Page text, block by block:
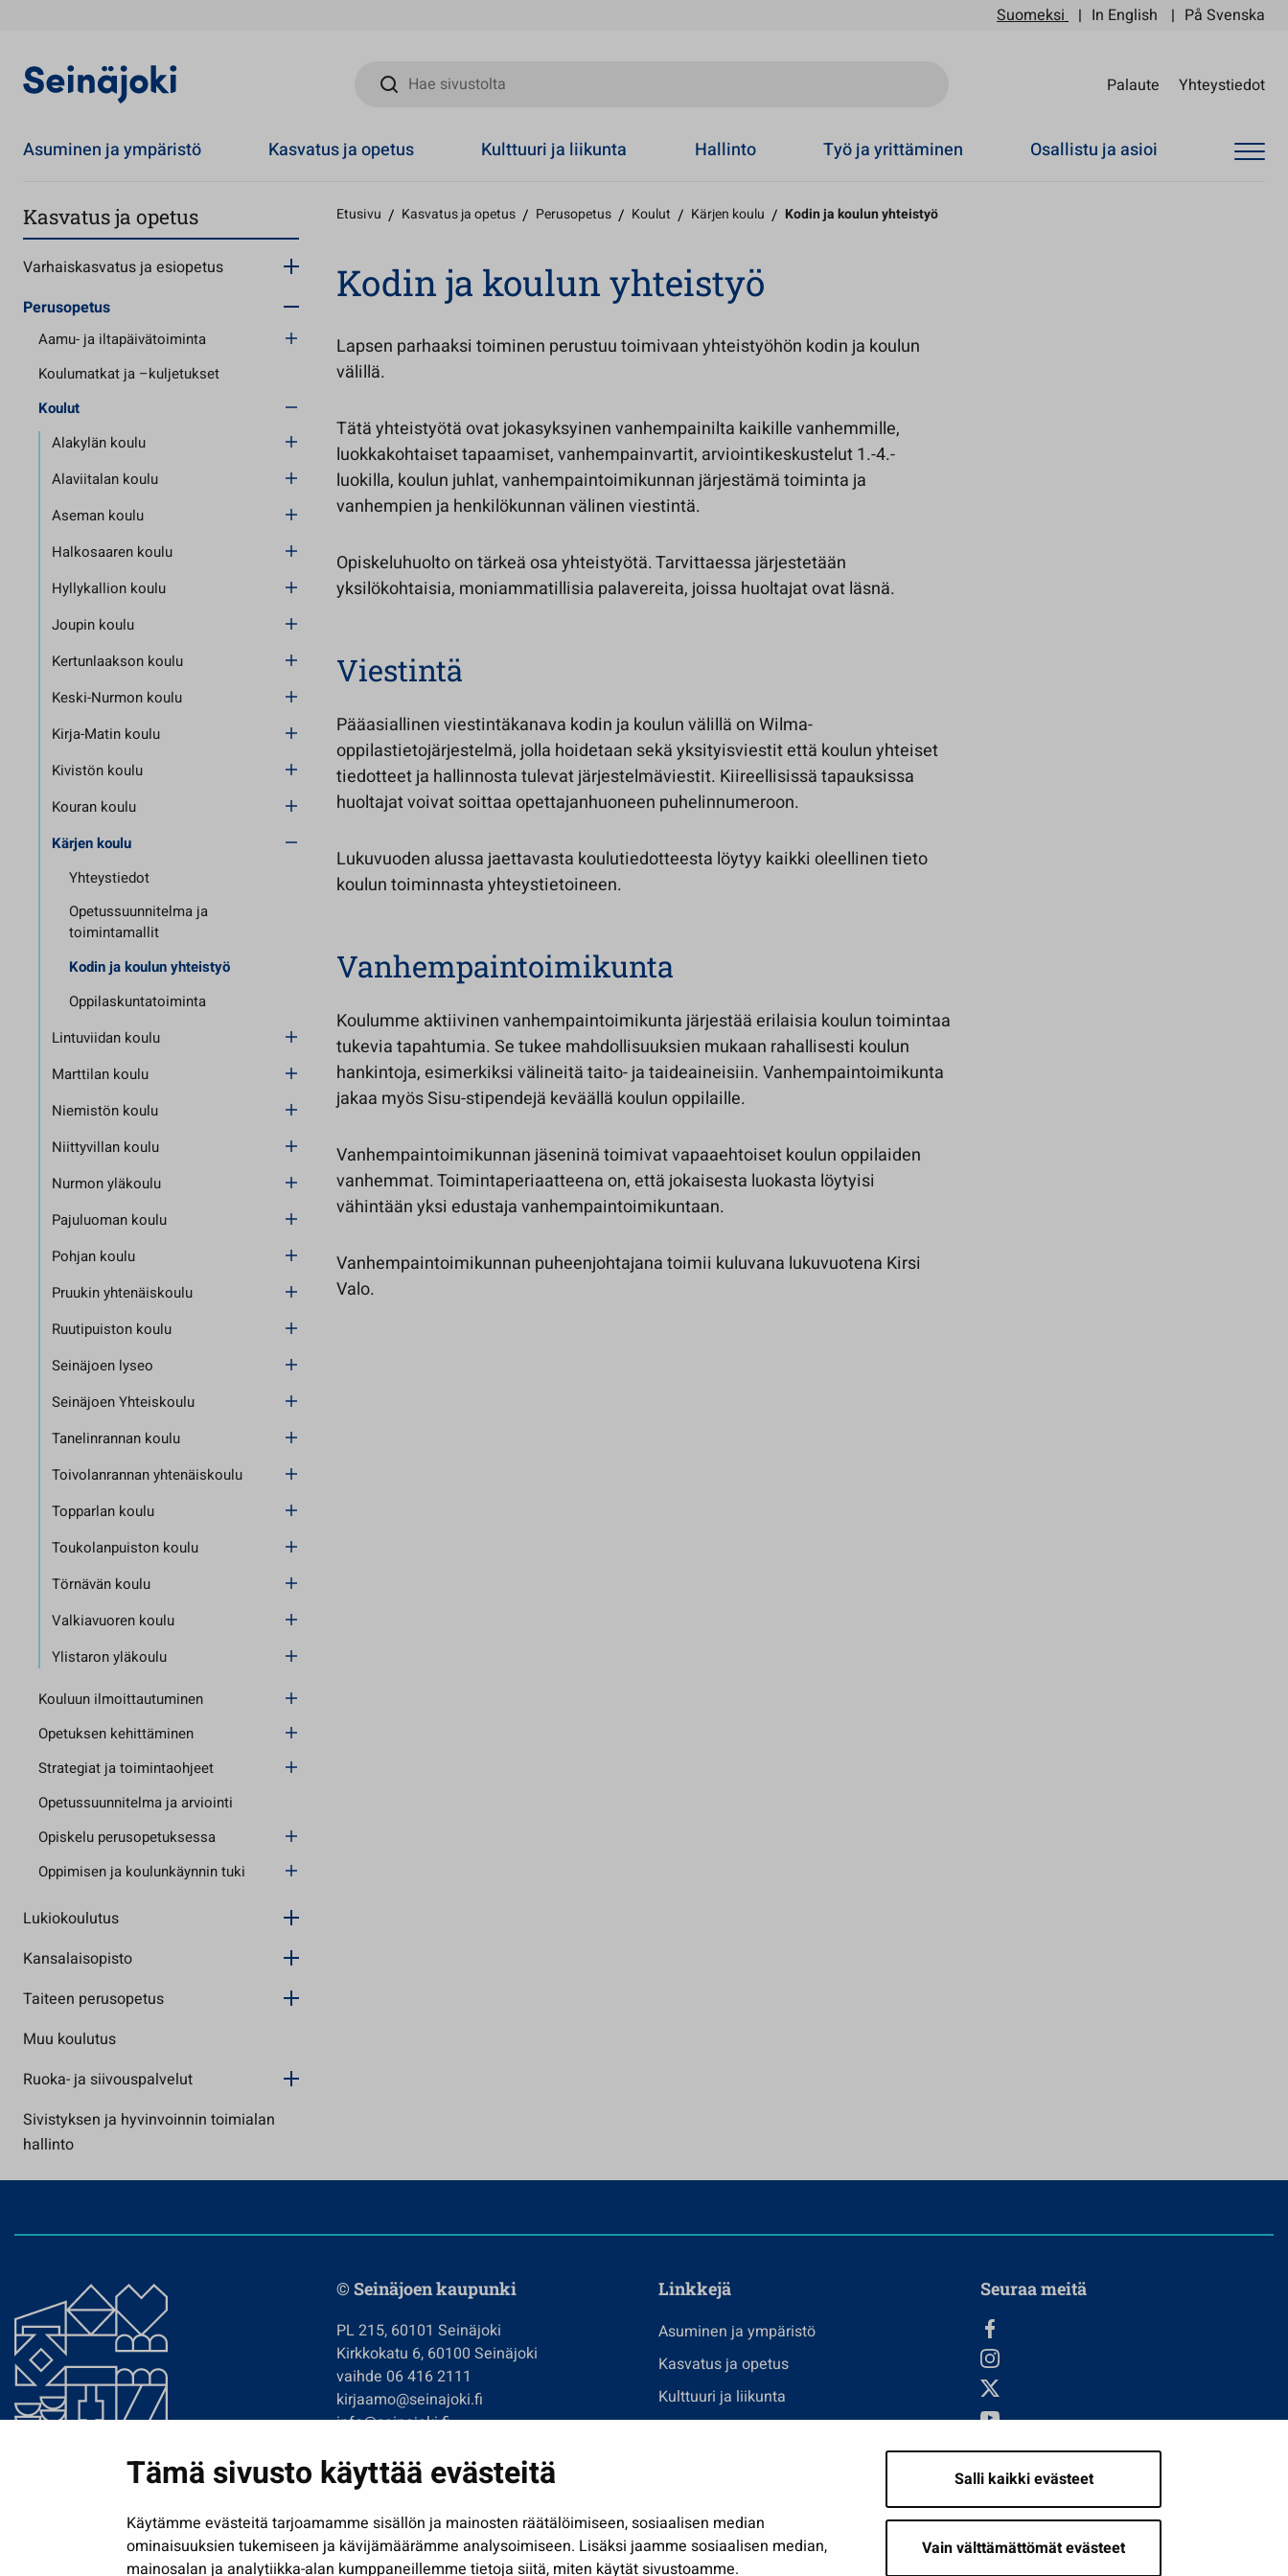
Tämä sivusto käyttää evästeitä
Käytämme evästeitä tarjoamamme sisällön ja mainosten räätälöimiseen, sosiaalisen median
ominaisuuksien tukemiseen ja kävijämäärämme analysoimiseen. Lisäksi jaamme sosiaalisen median,
mainosalan ja analytiikka-alan kumppaneillemme tietoja siitä, miten käytät sivustoamme.
Salli kaikki evästeet
Vain välttämättömät evästeet
Suomeksi In English På Svenska
Hae sivustolta
Palaute Yhteystiedot
Asuminen ja ympäristö Kasvatus ja opetus Kulttuuri ja liikunta Hallinto Työ ja yrittäminen Osallistu ja asioi
Kasvatus ja opetus
Varhaiskasvatus ja esiopetus
Perusopetus
Aamu- ja iltapäivätoiminta
Koulumatkat ja –kuljetukset
Koulut
Alakylän koulu
Alaviitalan koulu
Aseman koulu
Halkosaaren koulu
Hyllykallion koulu
Joupin koulu
Kertunlaakson koulu
Keski-Nurmon koulu
Kirja-Matin koulu
Kivistön koulu
Kouran koulu
Kärjen koulu
Yhteystiedot
Opetussuunnitelma ja
toimintamallit
Kodin ja koulun yhteistyö
Oppilaskuntatoiminta
Lintuviidan koulu
Marttilan koulu
Niemistön koulu
Niittyvillan koulu
Nurmon yläkoulu
Pajuluoman koulu
Pohjan koulu
Pruukin yhtenäiskoulu
Ruutipuiston koulu
Seinäjoen lyseo
Seinäjoen Yhteiskoulu
Tanelinrannan koulu
Toivolanrannan yhtenäiskoulu
Topparlan koulu
Toukolanpuiston koulu
Törnävän koulu
Valkiavuoren koulu
Ylistaron yläkoulu
Kouluun ilmoittautuminen
Opetuksen kehittäminen
Strategiat ja toimintaohjeet
Opetussuunnitelma ja arviointi
Opiskelu perusopetuksessa
Oppimisen ja koulunkäynnin tuki
Lukiokoulutus
Kansalaisopisto
Taiteen perusopetus
Muu koulutus
Ruoka- ja siivouspalvelut
Sivistyksen ja hyvinvoinnin toimialan
hallinto
Etusivu / Kasvatus ja opetus / Perusopetus / Koulut / Kärjen koulu / Kodin ja koulun yhteistyö
Kodin ja koulun yhteistyö
Lapsen parhaaksi toiminen perustuu toimivaan yhteistyöhön kodin ja koulun
välillä.
Tätä yhteistyötä ovat jokasyksyinen vanhempainilta kaikille vanhemmille,
luokkakohtaiset tapaamiset, vanhempainvartit, arviointikeskustelut 1.-4.-
luokilla, koulun juhlat, vanhempaintoimikunnan järjestämä toiminta ja
vanhempien ja henkilökunnan välinen viestintä.
Opiskeluhuolto on tärkeä osa yhteistyötä. Tarvittaessa järjestetään
yksilökohtaisia, moniammatillisia palavereita, joissa huoltajat ovat läsnä.
Viestintä
Pääasiallinen viestintäkanava kodin ja koulun välillä on Wilma-
oppilastietojärjestelmä, jolla hoidetaan sekä yksityisviestit että koulun yhteiset
tiedotteet ja hallinnosta tulevat järjestelmäviestit. Kiireellisissä tapauksissa
huoltajat voivat soittaa opettajanhuoneen puhelinnumeroon.
Lukuvuoden alussa jaettavasta koulutiedotteesta löytyy kaikki oleellinen tieto
koulun toiminnasta yhteystietoineen.
Vanhempaintoimikunta
Koulumme aktiivinen vanhempaintoimikunta järjestää erilaisia koulun toimintaa
tukevia tapahtumia. Se tukee mahdollisuuksien mukaan rahallisesti koulun
hankintoja, esimerkiksi välineitä taito- ja taideaineisiin. Vanhempaintoimikunta
jakaa myös Sisu-stipendejä keväällä koulun oppilaille.
Vanhempaintoimikunnan jäseninä toimivat vapaaehtoiset koulun oppilaiden
vanhemmat. Toimintaperiaatteena on, että jokaisesta luokasta löytyisi
vähintään yksi edustaja vanhempaintoimikuntaan.
Vanhempaintoimikunnan puheenjohtajana toimii kuluvana lukuvuotena Kirsi
Valo.
© Seinäjoen kaupunki
PL 215, 60101 Seinäjoki
Kirkkokatu 6, 60100 Seinäjoki
vaihde 06 416 2111
kirjaamo@seinajoki.fi
info@seinajoki.fi
Tilaa uutiskirje
Linkkejä
Asuminen ja ympäristö
Kasvatus ja opetus
Kulttuuri ja liikunta
Näytä omat evästeasetukseni
Seuraa meitä